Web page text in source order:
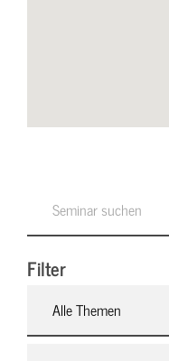
Filter
Alle Themen